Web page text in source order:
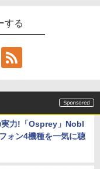
する
実力!「Osprey」Nobl
ォン4機種を一気に聴